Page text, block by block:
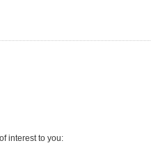
interest to you: